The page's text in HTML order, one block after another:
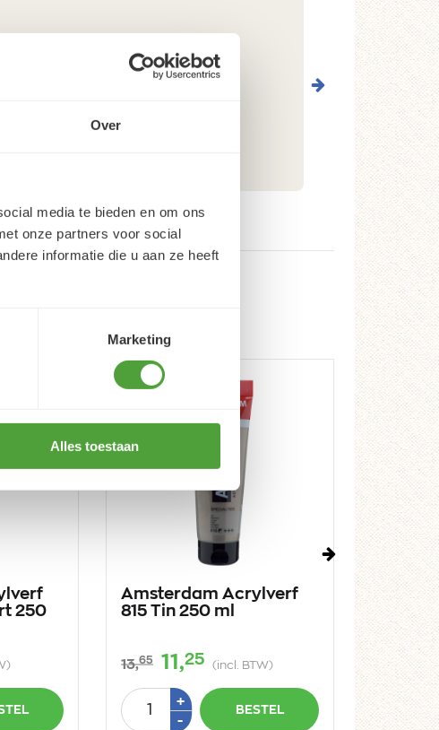
Over
media te bieden en om ons
onze partners voor social
informatie die u aan ze heeft
Marketing
Alles toestaan
250
Amsterdam Acrylverf
815 Tin 250 ml
13,65 11,25 (incl. BTW)
Aantal +Plus
-Min
BESTEL
222
250 ml
11, 55 9,
Aantal +
-
Volgende